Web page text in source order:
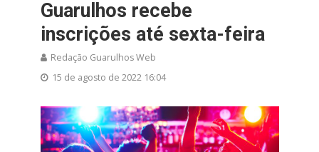
Guarulhos recebe
inscrições até sexta-feira
Redação Guarulhos Web
15 de agosto de 2022 16:04